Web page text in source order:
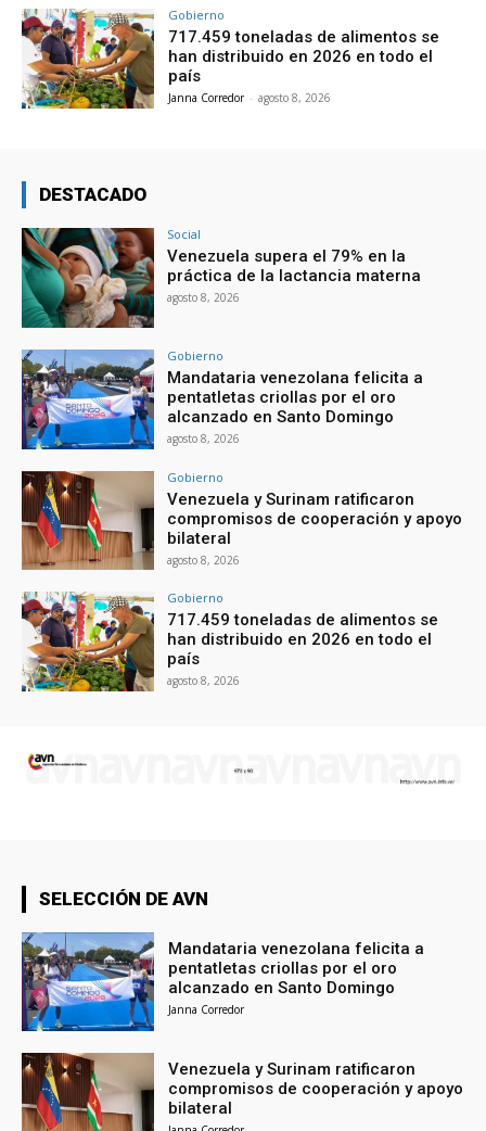
Gobierno
717.459 toneladas de alimentos se
han distribuido en 2026 en todo el
país
Janna Corredor - agosto 8, 2026
DESTACADO
Social
Venezuela supera el 79% en la
práctica de la lactancia materna
agosto 8, 2026
Gobierno
Mandataria venezolana felicita a
pentatletas criollas por el oro
alcanzado en Santo Domingo
agosto 8, 2026
Gobierno
Venezuela y Surinam ratificaron
compromisos de cooperación y apoyo
bilateral
agosto 8, 2026
Gobierno
717.459 toneladas de alimentos se
han distribuido en 2026 en todo el
país
agosto 8, 2026
SELECCIÓN DE AVN
Mandataria venezolana felicita a
pentatletas criollas por el oro
alcanzado en Santo Domingo
Janna Corredor
Venezuela y Surinam ratificaron
compromisos de cooperación y apoyo
bilateral